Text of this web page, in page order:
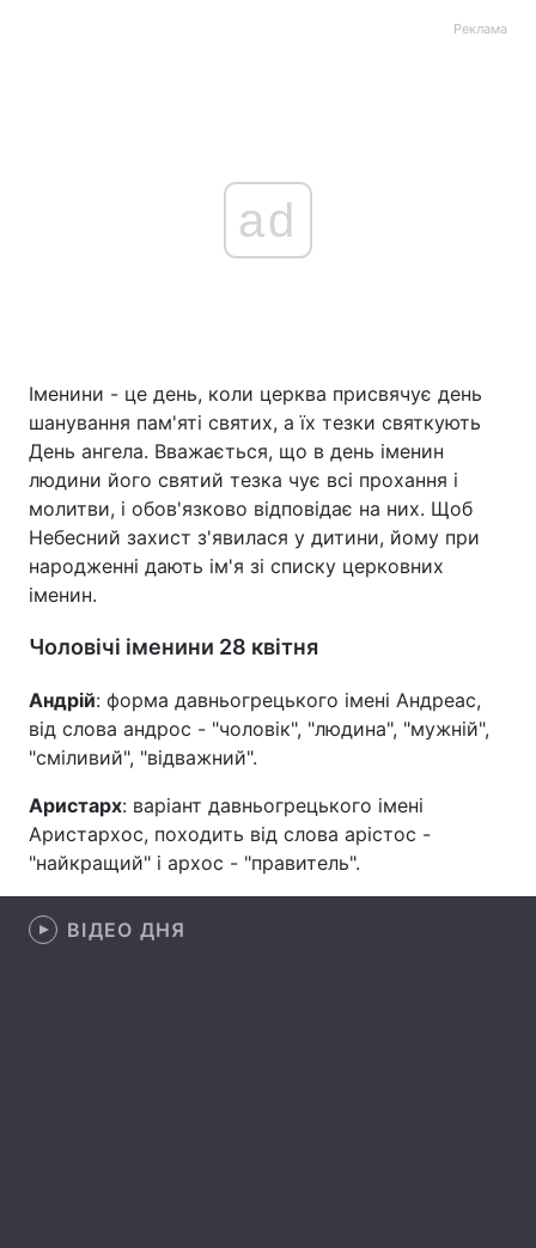
Головна Війна
Україна Політика
Економіка Світ
Спорт
Техно і зв'язок Лайт
Зброя Інциденти
Здоров'я
Цікавинки Погода
Екологія Регіони
Реклама
ad
Іменини - це день, коли церква присвячує день
шанування пам'яті святих, а їх тезки святкують
День ангела. Вважається, що в день іменин
людини його святий тезка чує всі прохання і
молитви, і обов'язково відповідає на них. Щоб
Небесний захист з'явилася у дитини, йому при
народженні дають ім'я зі списку церковних
іменин.
Чоловічі іменини 28 квітня
Андрій: форма давньогрецького імені Андреас,
від слова андрос - "чоловік", "людина", "мужній",
"сміливий", "відважний".
Аристарх: варіант давньогрецького імені
Аристархос, походить від слова арістос -
"найкращий" і архос - "правитель".
ВІДЕО ДНЯ